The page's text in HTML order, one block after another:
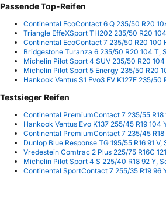
Passende Top-Reifen
Continental EcoContact 6 Q 235/50 R20
Triangle EffeXSport TH202 235/50 R20
Continental EcoContact 7 235/50 R20 100
Bridgestone Turanza 6 235/50 R20 104 T,
Michelin Pilot Sport 4 SUV 235/50 R20
Michelin Pilot Sport 5 Energy 235/50 R20
Hankook Ventus S1 Evo3 EV K127E 235/
Testsieger Reifen
Continental PremiumContact 7 235/55
Hankook Ventus Evo K137 255/45 R19 104
Continental PremiumContact 7 235/45
Dunlop Blue Response TG 195/55 R16 91
Vredestein Comtrac 2 Plus 225/75 R16C
Michelin Pilot Sport 4 S 225/40 R18 92 Y,
Continental SportContact 7 255/35 R19 96